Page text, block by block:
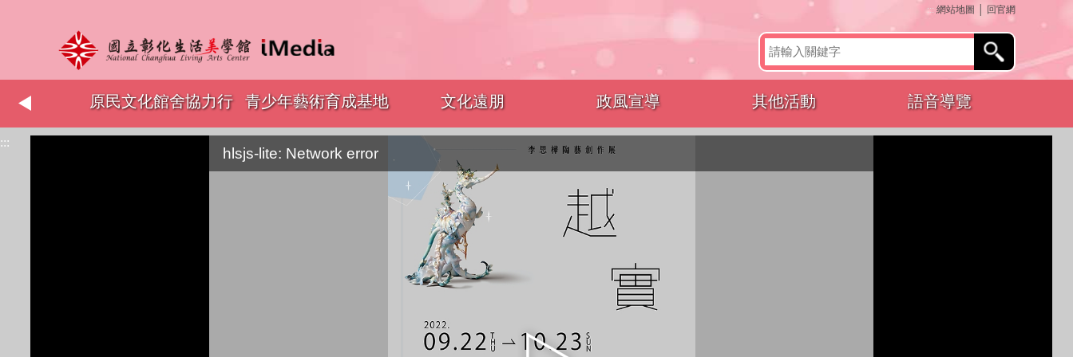
::: 網站地圖 回官網
表揚 原民文化館舍協力行 青少年藝術育成基地 文化遠朋 政風宣導 其他活動 語音導覽
:::
hlsjs-lite: Network error